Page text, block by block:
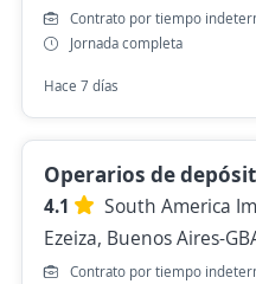
Contrato por tiempo
Jornada completa
Hace 7 días
Operarios de
4.1
South America
Ezeiza, Buenos Aires-
Contrato por tiempo